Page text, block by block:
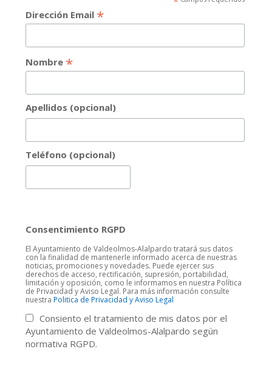
Dirección Email *
Nombre *
Apellidos (opcional)
Teléfono (opcional)
Consentimiento RGPD
El Ayuntamiento de Valdeolmos-Alalpardo tratará sus datos
con la finalidad de mantenerle informado acerca de nuestras
noticias, promociones y novedades. Puede ejercer sus
derechos de acceso, rectificación, supresión, portabilidad,
limitación y oposición, como le informamos en nuestra Política
de Privacidad y Aviso Legal. Para más información consulte
nuestra Politica de Privacidad y Aviso Legal
Consiento el tratamiento de mis datos por el
Ayuntamiento de Valdeolmos-Alalpardo según
normativa RGPD.